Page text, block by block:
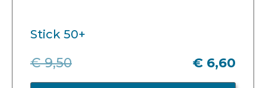
Stick 50+
€ 9,50 € 6,60